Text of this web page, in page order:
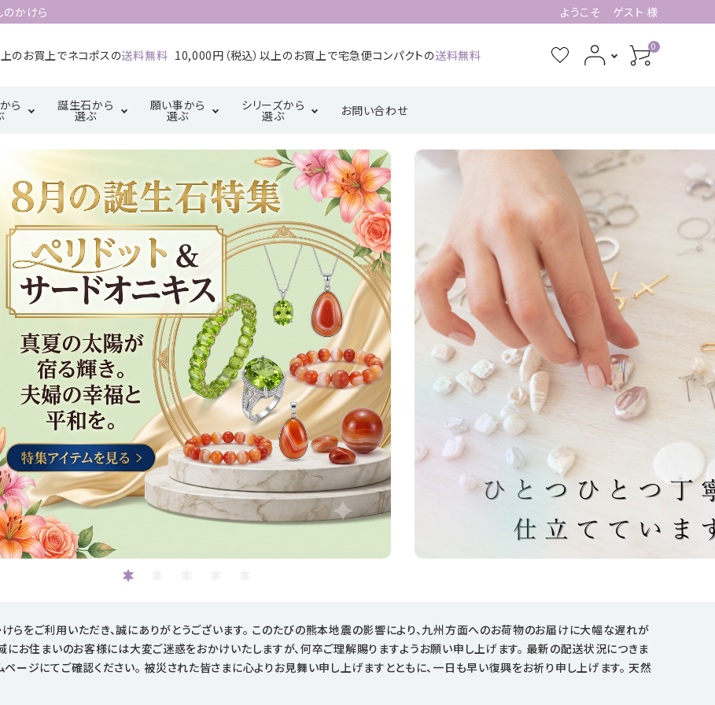
かけら ようこそ ゲスト 様
のお買上でネコポスの送料無料 10,000円（税込）以上のお買上で宅急便コンパクトの送料無料
0
ら
カ行 サ行 タ行
マ行 ラ行
誕生石から
選ぶ
2月誕生石 4月誕生石
5月誕生石 6月誕生石 8月誕生石
9月誕生石 10月誕生石 11月誕生石 12月誕生石
願い事から
選ぶ
厄除け・魔除け・浄
化系
金運・成功・仕事系
記憶力・集中力・勉
強系
恋愛・結婚・愛情 幸運系
シリーズから
選ぶ
三角形の配置
【三位一体の調
和】
四角形の配置
【不動の礎】
五芒星の形【星
辰の守護】
六芒星の形【万
象の調和】
天珠【悠久の叡
智】
ピアス・イヤリング
【星のひとしずく】
お問い合わせ
らをご利用いただき、誠にありがとうございます。 このたびの熊本地震の影響により、九州方面へのお荷物のお届けに大幅な遅れが
にお住まいのお客様には大変ご迷惑をおかけいたしますが、何卒ご理解賜りますようお願い申し上げます。 最新の配送状況につきま
ページにてご確認ください。 被災された皆さまに心よりお見舞い申し上げますとともに、一日も早い復興をお祈り申し上げます。 天然